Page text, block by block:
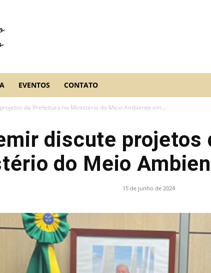
EVENTOS CONTATO
da Prefeitura no Ministério do Meio Ambiente em...
discute projetos
do Meio
15 de junho de 2024